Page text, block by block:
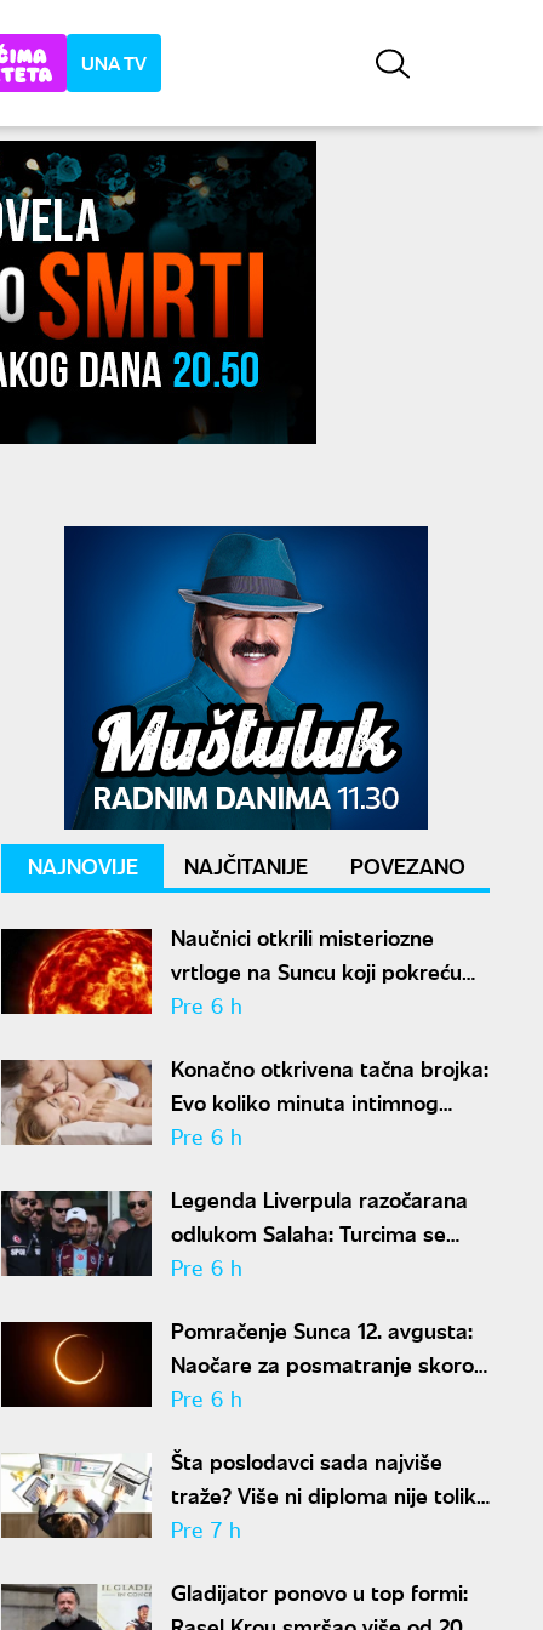
UNA TV
NAJNOVIJE NAJČITANIJE POVEZANO
Naučnici otkrili misteriozne
vrtloge na Suncu koji pokreću
solarne baklje
Pre 6 h
Konačno otkrivena tačna brojka:
Evo koliko minuta intimnog
odnosa je ženi potrebno da bi
Pre 6 h
Legenda Liverpula razočarana
odlukom Salaha: Turcima se
neće dopasti ove reči
Pre 6 h
Pomračenje Sunca 12. avgusta:
Naočare za posmatranje skoro
rasprodate
Pre 6 h
Šta poslodavci sada najviše
traže? Više ni diploma nije toliko
važna
Pre 7 h
Gladijator ponovo u top formi: